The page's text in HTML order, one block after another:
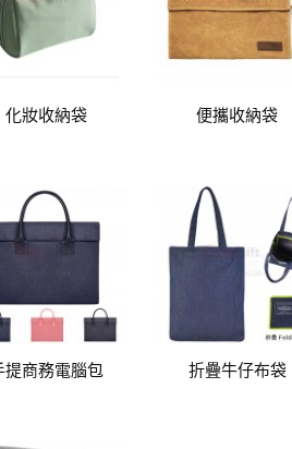
化妝收納袋 便攜收納袋
提商務電腦包 折疊牛仔布袋